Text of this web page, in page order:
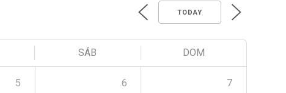
TODAY
SÁB DOM
5 6 7